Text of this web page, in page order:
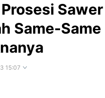
Same-
15:07